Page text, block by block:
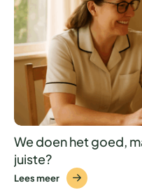
We doen het goed,
juiste?
Lees meer